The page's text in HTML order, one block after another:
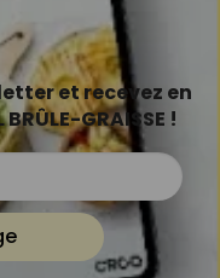
et recevez en
GRAISSE !